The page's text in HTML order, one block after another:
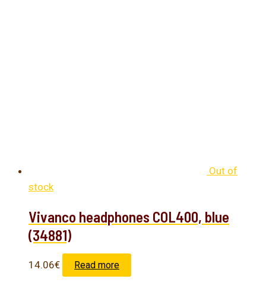
Out of
stock
Vivanco headphones COL400, blue
(34881)
14.06€ Read more